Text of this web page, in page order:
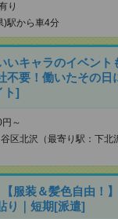
り
)駅から車4分
いキャラのイベント
要！働いたその日
ト]
～
区北沢（最寄り駅：下北
【服装＆髪色自由！
り｜短期[派遣]